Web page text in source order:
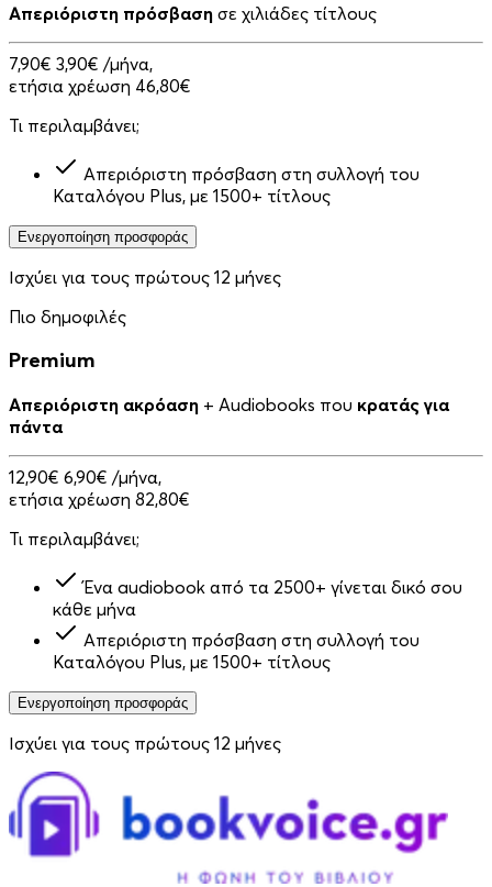
Απεριόριστη πρόσβαση σε χιλιάδες τίτλους
7,90€ 3,90€ /μήνα,
ετήσια χρέωση 46,80€
Τι περιλαμβάνει;
Απεριόριστη πρόσβαση στη συλλογή του
Καταλόγου Plus, με 1500+ τίτλους
Ενεργοποίηση προσφοράς
Ισχύει για τους πρώτους 12 μήνες
Πιο δημοφιλές
Premium
Απεριόριστη ακρόαση + Audiobooks που κρατάς για
πάντα
12,90€ 6,90€ /μήνα,
ετήσια χρέωση 82,80€
Τι περιλαμβάνει;
Ένα audiobook από τα 2500+ γίνεται δικό σου
κάθε μήνα
Απεριόριστη πρόσβαση στη συλλογή του
Καταλόγου Plus, με 1500+ τίτλους
Ενεργοποίηση προσφοράς
Ισχύει για τους πρώτους 12 μήνες